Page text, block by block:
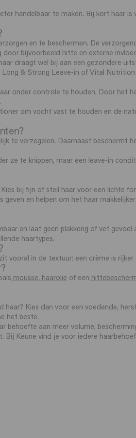
handelbaar te maken. Bij kort haar
en te beschermen. De
bijvoorbeeld hitte en externe
draagt wel bij aan een gezondere
& Strong Leave-in of Vital
onder controle te houden. Door het
om vocht vast te houden en de
te verzegelen. Daarnaast beschermt
ze te knippen, maar een leave-in
bij fijn of steil haar voor een lichte
en helpen om het haar
en laat geen plakkerig of vet
haartypes.
vooral in de textuur: een crème is
mousse, haarolie of een
Kies dan voor een voedende,
het beste.
behoefte aan meer volume,
Keune vind je voor iedere